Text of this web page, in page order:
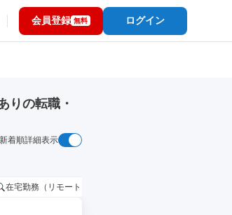
会員登録 無料 ログイン
りの転職・
新着順詳細表示
在宅勤務（リモートワーク）OK